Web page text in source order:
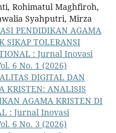
Rohimatul Maghfiroh,
Syahputri, Mirza
PENDIDIKAN AGAMA
SIKAP TOLERANSI
: Jurnal Inovasi
6 No. 1 (2026)
DIGITAL DAN
KRISTEN: ANALISIS
AGAMA KRISTEN DI
: Jurnal Inovasi
6 No. 3 (2026)